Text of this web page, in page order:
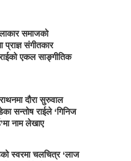
समाजको
प्राज्ञ संगीतकार
राईको एकल साङ्गीतिक
दौरा सुरुवाल
सन्तोष राईले ‘गिनिज
नाम लेखाए
स्वरमा चलचित्र ‘लाज